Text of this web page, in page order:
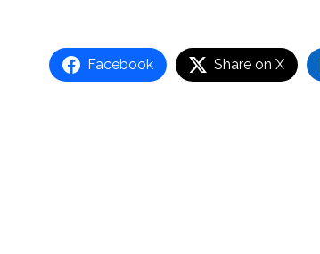
Facebook Share on X